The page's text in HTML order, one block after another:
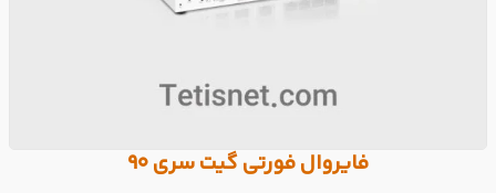
فایروال فورتی گیت سری 90